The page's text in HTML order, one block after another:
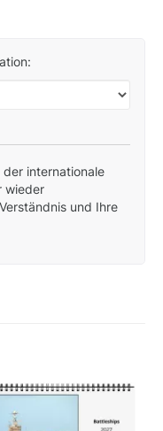
internationale
wieder
und Ihre